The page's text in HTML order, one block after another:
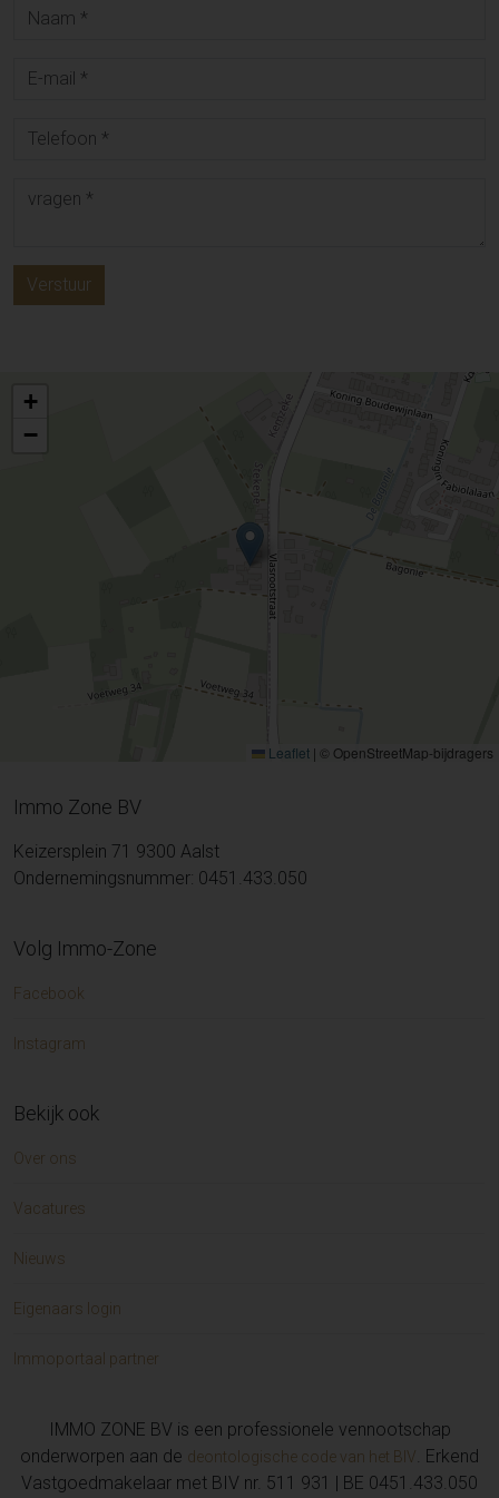
Verstuur
+
−
Leaflet | © OpenStreetMap-bijdragers
Immo Zone BV
Keizersplein 71 9300 Aalst
Ondernemingsnummer: 0451.433.050
Volg Immo-Zone
Facebook
Instagram
Bekijk ook
Over ons
Vacatures
Nieuws
Eigenaars login
Immoportaal partner
IMMO ZONE BV is een professionele vennootschap
onderworpen aan de deontologische code van het BIV
. Erkend
Vastgoedmakelaar met BIV nr. 511 931 | BE 0451.433.050